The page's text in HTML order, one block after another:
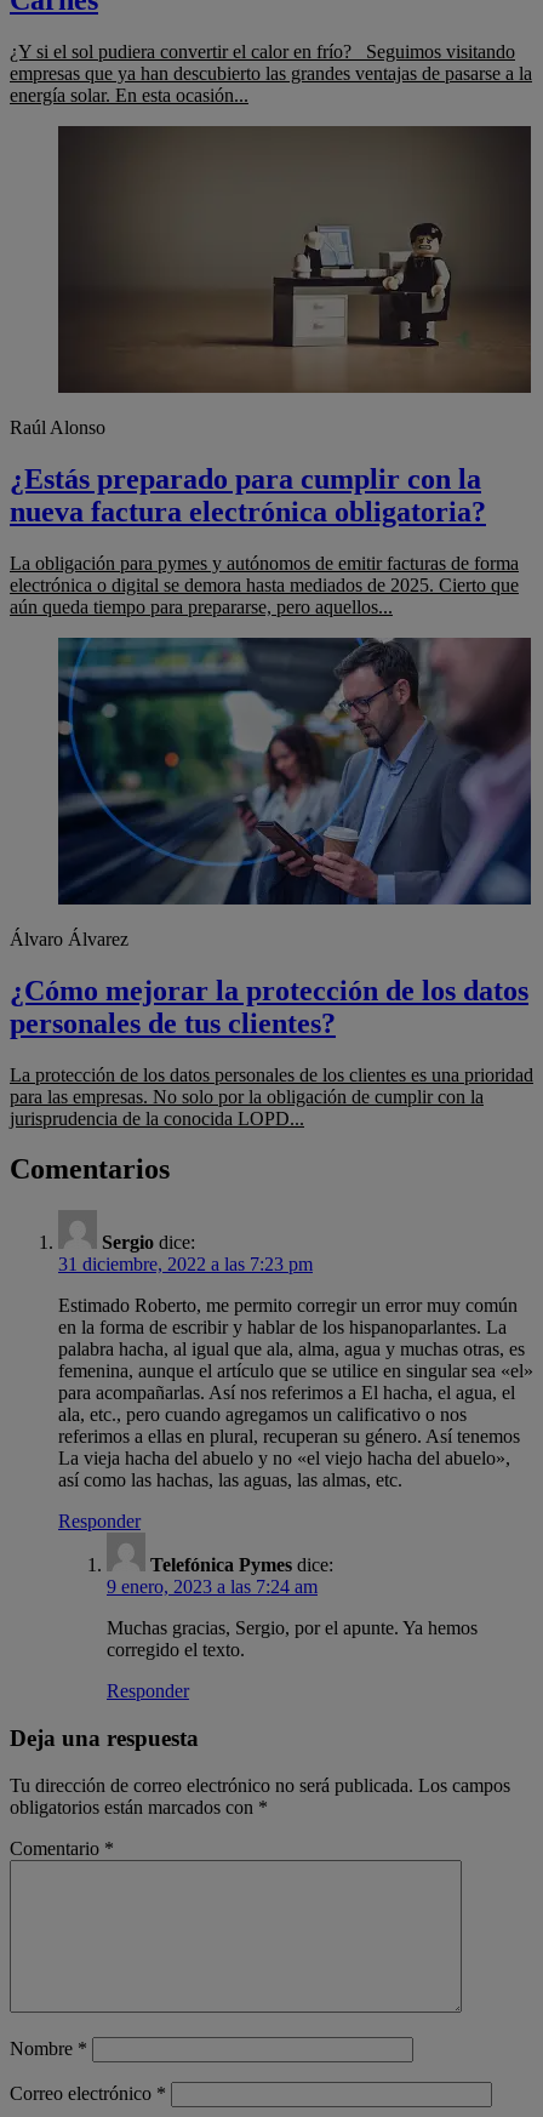
¿Y si el sol pudiera convertir el calor en frío? Seguimos visitando
empresas que ya han descubierto las grandes ventajas de pasarse a la
energía solar. En esta ocasión...
Raúl Alonso
¿Estás preparado para cumplir con la
nueva factura electrónica obligatoria?
La obligación para pymes y autónomos de emitir facturas de forma
electrónica o digital se demora hasta mediados de 2025. Cierto que
aún queda tiempo para prepararse, pero aquellos...
Álvaro Álvarez
¿Cómo mejorar la protección de los datos
personales de tus clientes?
La protección de los datos personales de los clientes es una prioridad
para las empresas. No solo por la obligación de cumplir con la
jurisprudencia de la conocida LOPD...
Comentarios
Sergio dice:
31 diciembre, 2022 a las 7:23 pm
Estimado Roberto, me permito corregir un error muy común
en la forma de escribir y hablar de los hispanoparlantes. La
palabra hacha, al igual que ala, alma, agua y muchas otras, es
femenina, aunque el artículo que se utilice en singular sea «el»
para acompañarlas. Así nos referimos a El hacha, el agua, el
ala, etc., pero cuando agregamos un calificativo o nos
referimos a ellas en plural, recuperan su género. Así tenemos
La vieja hacha del abuelo y no «el viejo hacha del abuelo»,
así como las hachas, las aguas, las almas, etc.
Responder
Telefónica Pymes dice:
9 enero, 2023 a las 7:24 am
Muchas gracias, Sergio, por el apunte. Ya hemos
corregido el texto.
Responder
Deja una respuesta
Tu dirección de correo electrónico no será publicada. Los campos
obligatorios están marcados con *
Comentario *
Nombre *
Correo electrónico *